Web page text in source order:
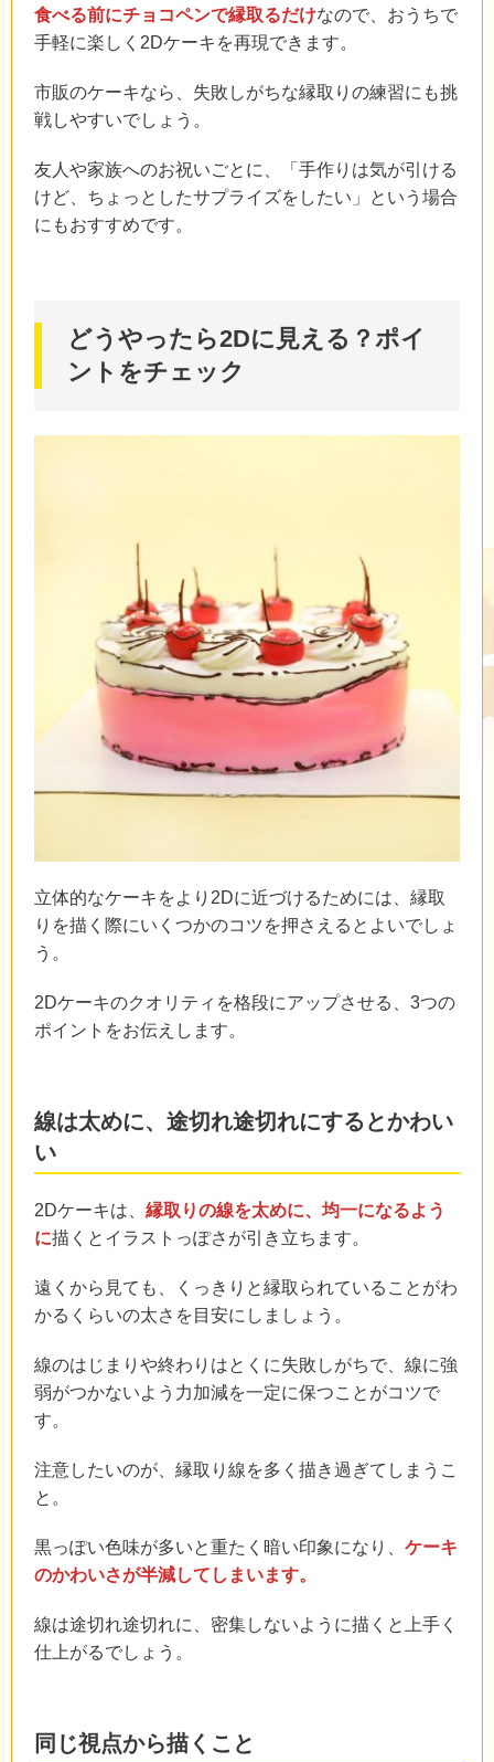
食べる前にチョコペンで縁取るだけなので、おうちで
手軽に楽しく2Dケーキを再現できます。
市販のケーキなら、失敗しがちな縁取りの練習にも挑
戦しやすいでしょう。
友人や家族へのお祝いごとに、「手作りは気が引ける
けど、ちょっとしたサプライズをしたい」という場合
にもおすすめです。
どうやったら2Dに見える？ポイ
ントをチェック
立体的なケーキをより2Dに近づけるためには、縁取
りを描く際にいくつかのコツを押さえるとよいでしょ
う。
2Dケーキのクオリティを格段にアップさせる、3つの
ポイントをお伝えします。
線は太めに、途切れ途切れにするとかわい
い
2Dケーキは、 縁取りの線を太めに、均一になるよう
に描くとイラストっぽさが引き立ちます。
遠くから見ても、くっきりと縁取られていることがわ
かるくらいの太さを目安にしましょう。
線のはじまりや終わりはとくに失敗しがちで、線に強
弱がつかないよう力加減を一定に保つことがコツで
す。
注意したいのが、縁取り線を多く描き過ぎてしまうこ
と。
黒っぽい色味が多いと重たく暗い印象になり、 ケーキ
のかわいさが半減してしまいます。
線は途切れ途切れに、密集しないように描くと上手く
仕上がるでしょう。
同じ視点から描くこと